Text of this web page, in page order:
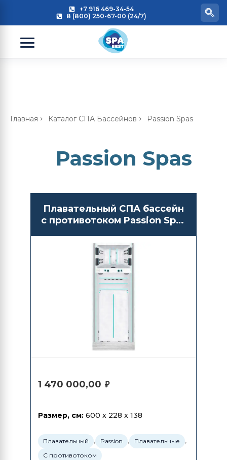
+7 916 469-34-54
8 (800) 250-67-00 (24/7)
Главная Каталог СПА Бассейнов Passion Spas
Passion Spas
Плавательный СПА бассейн
с противотоком Passion Spas
1 470 000,00 ₽
Размер, см: 600 x 228 x 138
Плавательный , Passion , Плавательные ,
С противотоком